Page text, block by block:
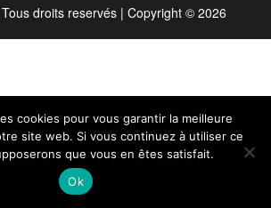
droits reservés | Copyright © 2026
cookies pour vous garantir la meilleure
site web. Si vous continuez à utiliser ce
que vous en êtes satisfait.
Ok